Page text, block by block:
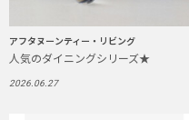
アフタヌーンティー・リビング
人気のダイニングシリーズ★
2026.06.27